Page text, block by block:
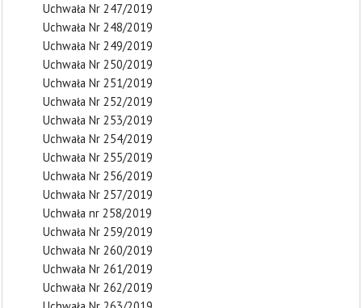
Uchwała Nr 247/2019
Uchwała Nr 248/2019
Uchwała Nr 249/2019
Uchwała Nr 250/2019
Uchwała Nr 251/2019
Uchwała Nr 252/2019
Uchwała Nr 253/2019
Uchwała Nr 254/2019
Uchwała Nr 255/2019
Uchwała Nr 256/2019
Uchwała Nr 257/2019
Uchwała nr 258/2019
Uchwała Nr 259/2019
Uchwała Nr 260/2019
Uchwała Nr 261/2019
Uchwała Nr 262/2019